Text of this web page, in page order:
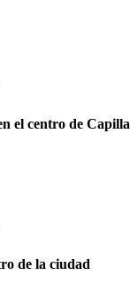
el centro de Capilla
de la ciudad